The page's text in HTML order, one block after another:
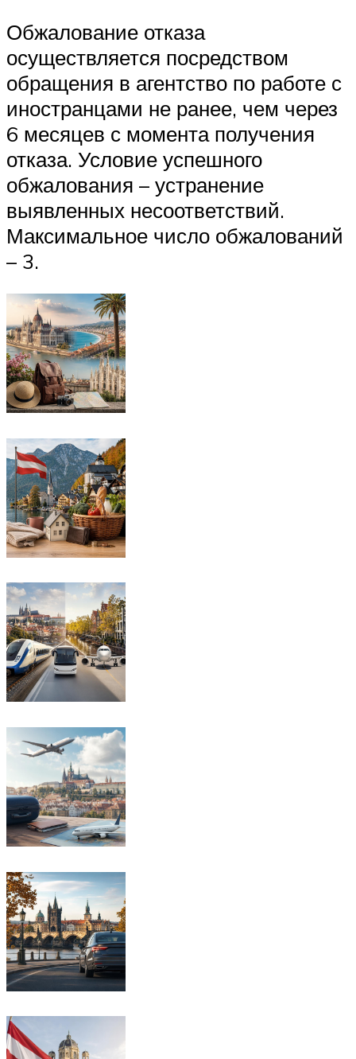
Обжалование отказа
осуществляется посредством
обращения в агентство по работе с
иностранцами не ранее, чем через
6 месяцев с момента получения
отказа. Условие успешного
обжалования – устранение
выявленных несоответствий.
Максимальное число обжалований
– 3.